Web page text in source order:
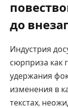
до
Индустрия
сюрприза как
удержания
изменения в
текстах,